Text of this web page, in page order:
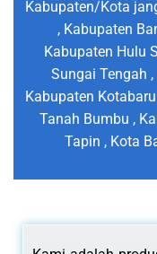
Kabupaten/Kota
, Kabupaten
Kabupaten Hulu
Sungai Tengah
Kabupaten
Tanah Bumbu ,
Tapin , Kota